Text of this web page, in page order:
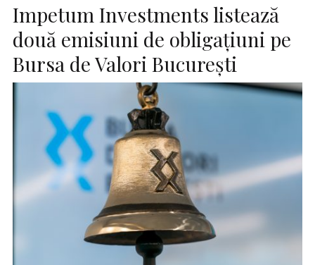
Impetum Investments listează
două emisiuni de obligaţiuni pe
Bursa de Valori Bucureşti